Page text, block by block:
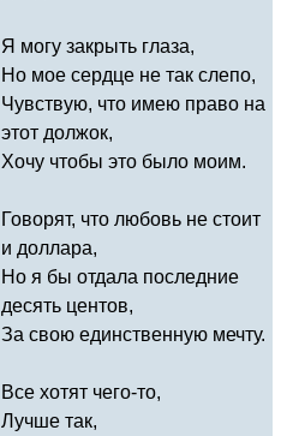
Я могу закрыть глаза,
Но мое сердце не так слепо,
Чувствую, что имею право на
этот должок,
Хочу чтобы это было моим.
Говорят, что любовь не стоит
и доллара,
Но я бы отдала последние
десять центов,
За свою единственную мечту.
Все хотят чего-то,
Лучше так,